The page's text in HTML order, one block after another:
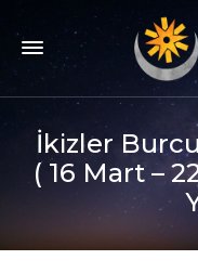
İkizler
( 16 Mart –